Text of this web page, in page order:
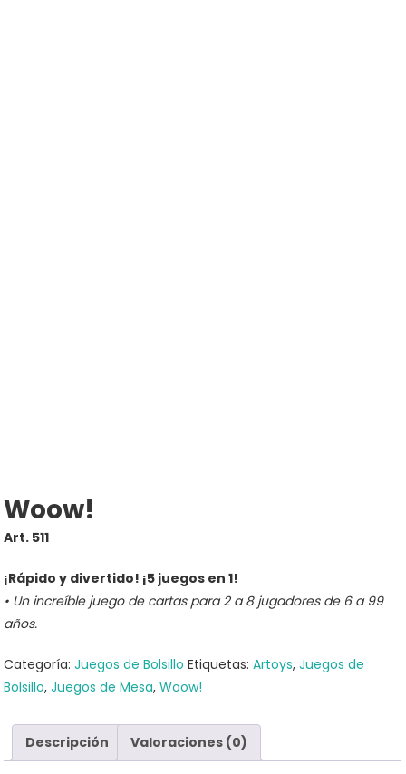
Woow!
Art. 511
¡Rápido y divertido! ¡5 juegos en 1!
• Un increíble juego de cartas para 2 a 8 jugadores de 6 a 99
años.
Categoría:Juegos de Bolsillo Etiquetas:Artoys,Juegos de
Bolsillo,Juegos de Mesa,Woow!
Descripción Valoraciones (0)